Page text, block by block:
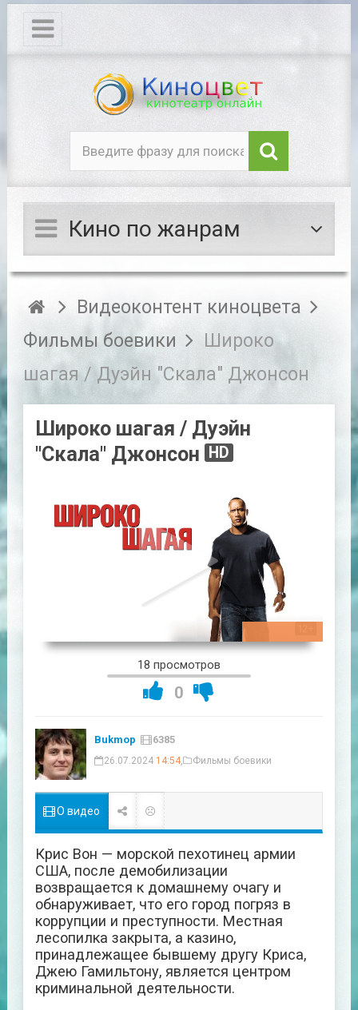
Кино по жанрам
Видеоконтент киноцвета
Фильмы боевики
Широко
шагая / Дуэйн "Скала" Джонсон
Широко шагая / Дуэйн
"Скала" Джонсон
HD
18 просмотров
0
Bukmop 6385
26.07.2024 14:54, Фильмы боевики
О видео
Крис Вон — морской пехотинец армии
США, после демобилизации
возвращается к домашнему очагу и
обнаруживает, что его город погряз в
коррупции и преступности. Местная
лесопилка закрыта, а казино,
принадлежащее бывшему другу Криса,
Джею Гамильтону, является центром
криминальной деятельности.